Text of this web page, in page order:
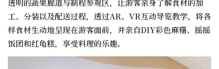
透明的蔬果廊道与制程参观区，让游客亲身了解食材的加
工、分装以及配送过程，透过AR、VR互动导览教学，将各
样食材生动地呈现在游客面前，并亲自DIY彩色麻糬、摇摇
饭团和红龟糕，享受料理的乐趣。